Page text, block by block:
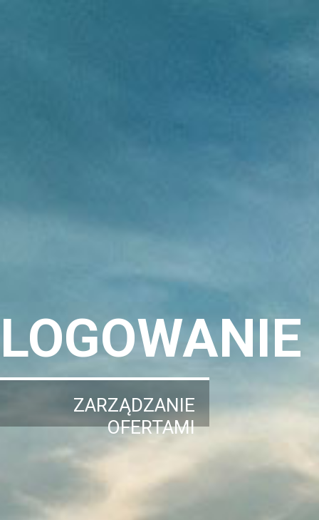
LOGOWANIE
ZARZĄDZANIE
OFERTAMI